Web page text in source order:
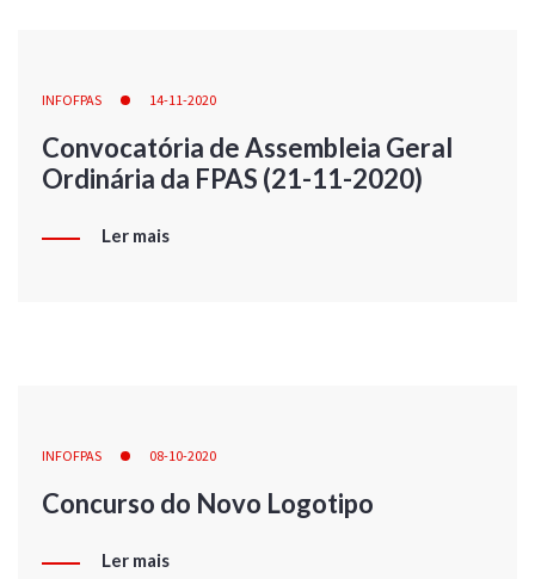
INFOFPAS 14-11-2020
Convocatória de Assembleia Geral
Ordinária da FPAS (21-11-2020)
Ler mais
INFOFPAS 08-10-2020
Concurso do Novo Logotipo
Ler mais